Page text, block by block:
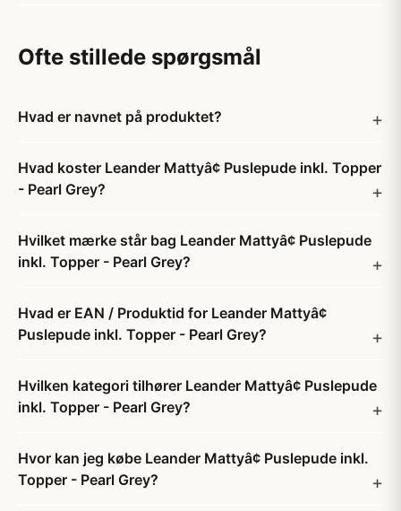
Ofte stillede spørgsmål
Hvad er navnet på produktet?
Hvad koster Leander Mattyâ¢ Puslepude inkl. Topper
- Pearl Grey?
Hvilket mærke står bag Leander Mattyâ¢ Puslepude
inkl. Topper - Pearl Grey?
Hvad er EAN / Produktid for Leander Mattyâ¢
Puslepude inkl. Topper - Pearl Grey?
Hvilken kategori tilhører Leander Mattyâ¢ Puslepude
inkl. Topper - Pearl Grey?
Hvor kan jeg købe Leander Mattyâ¢ Puslepude inkl.
Topper - Pearl Grey?